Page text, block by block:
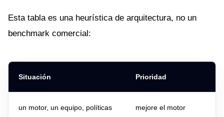
Esta tabla es una heurística de arquitectura, no un
benchmark comercial:
Situación Prioridad
un motor, un equipo, políticas
mejore el motor